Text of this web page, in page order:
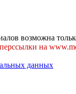
возможна
на
данных